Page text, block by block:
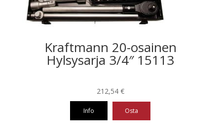
Kraftmann 20-osainen
Hylsysarja 3/4″ 15113
212,54 €
Info Osta